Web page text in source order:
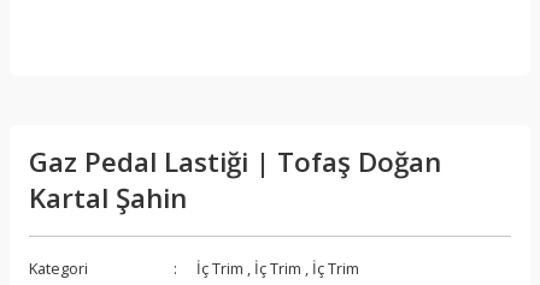
Gaz Pedal Lastiği | Tofaş Doğan
Kartal Şahin
Kategori İç Trim , İç Trim , İç Trim